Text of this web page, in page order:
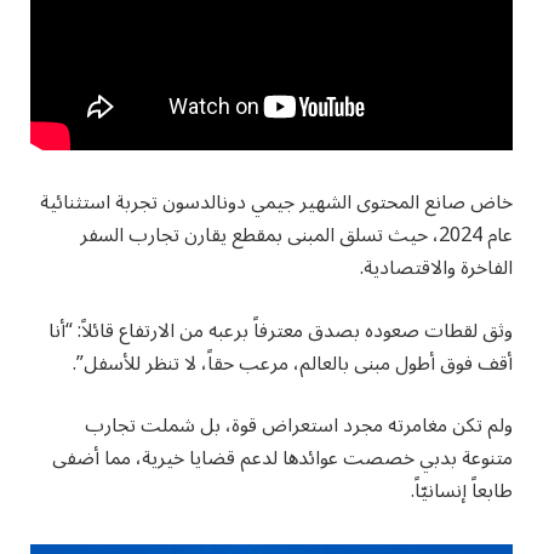
خاض صانع المحتوى الشهير جيمي دونالدسون تجربة استثنائية
عام 2024، حيث تسلق المبنى بمقطع يقارن تجارب السفر
الفاخرة والاقتصادية.
وثق لقطات صعوده بصدق معترفاً برعبه من الارتفاع قائلاً: “أنا
أقف فوق أطول مبنى بالعالم، مرعب حقاً، لا تنظر للأسفل”.
ولم تكن مغامرته مجرد استعراض قوة، بل شملت تجارب
متنوعة بدبي خصصت عوائدها لدعم قضايا خيرية، مما أضفى
طابعاً إنسانيّاً.